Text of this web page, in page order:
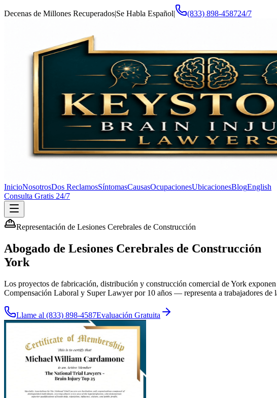
Decenas de Millones Recuperados|Se Habla Español| (833) 898-458724/7
InicioNosotrosDos ReclamosSíntomasCausasOcupacionesUbicacionesBlogEnglish
Consulta Gratis 24/7
Representación de Lesiones Cerebrales de Construcción
Abogado de Lesiones Cerebrales de Construcción
York
Los proyectos de fabricación, distribución y construcción comercial de York
Compensación Laboral y Super Lawyer por 10 años — representa a trabajadores de
Llame al (833) 898-4587Evaluación Gratuita